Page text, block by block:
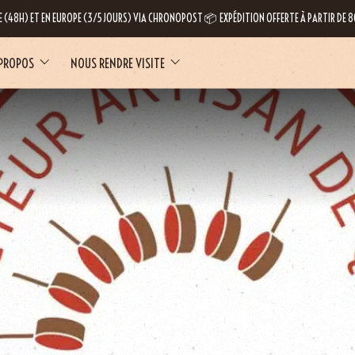
(48H) ET EN EUROPE (3/5 JOURS) VIA CHRONOPOST 📦 EXPÉDITION OFFERTE À PARTIR
NOUS RENDRE VISITE